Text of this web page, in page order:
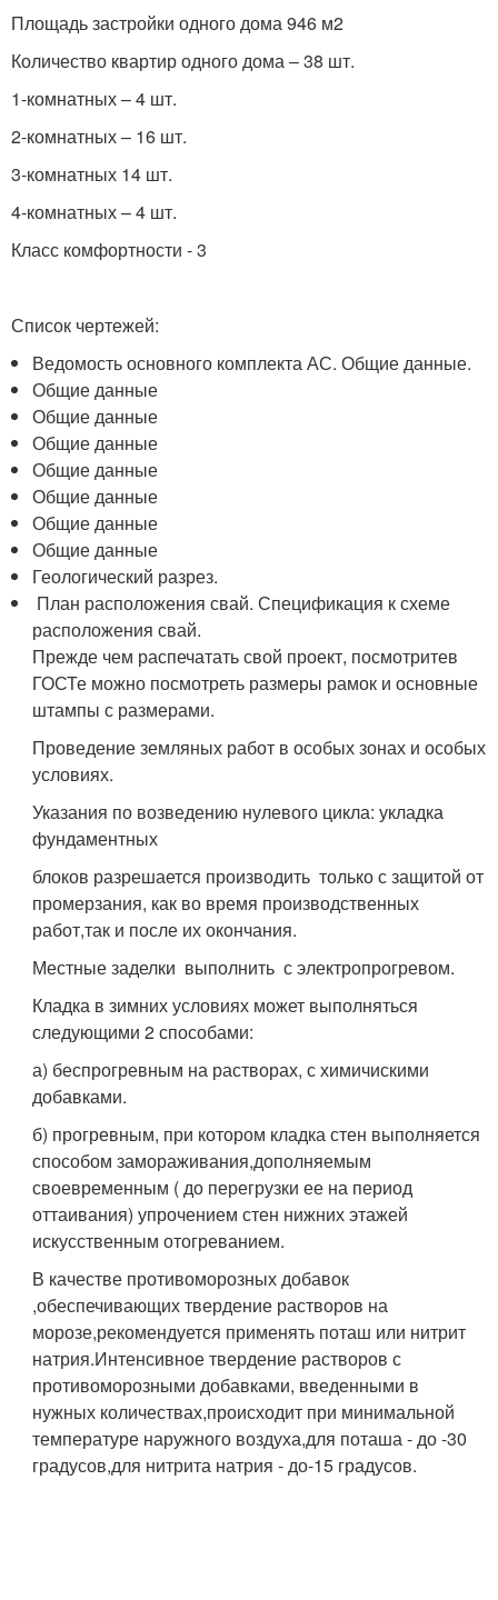
Площадь застройки одного дома 946 м2
Количество квартир одного дома – 38 шт.
1-комнатных – 4 шт.
2-комнатных – 16 шт.
3-комнатных 14 шт.
4-комнатных – 4 шт.
Класс комфортности - 3
Список чертежей:
Ведомость основного комплекта АС. Общие данные.
Общие данные
Общие данные
Общие данные
Общие данные
Общие данные
Общие данные
Общие данные
Геологический разрез.
План расположения свай. Спецификация к схеме
расположения свай.
Прежде чем распечатать свой проект, посмотритев
ГОСТе можно посмотреть размеры рамок и основные
штампы с размерами.
Проведение земляных работ в особых зонах и особых
условиях.
Указания по возведению нулевого цикла: укладка
фундаментных
блоков разрешается производить только с защитой от
промерзания, как во время производственных
работ,так и после их окончания.
Местные заделки выполнить с электропрогревом.
Кладка в зимних условиях может выполняться
следующими 2 способами:
а) беспрогревным на растворах, с химичискими
добавками.
б) прогревным, при котором кладка стен выполняется
способом замораживания,дополняемым
своевременным ( до перегрузки ее на период
оттаивания) упрочением стен нижних этажей
искусственным отогреванием.
В качестве противоморозных добавок
,обеспечивающих твердение растворов на
морозе,рекомендуется применять поташ или нитрит
натрия.Интенсивное твердение растворов с
противоморозными добавками, введенными в
нужных количествах,происходит при минимальной
температуре наружного воздуха,для поташа - до -30
градусов,для нитрита натрия - до-15 градусов.